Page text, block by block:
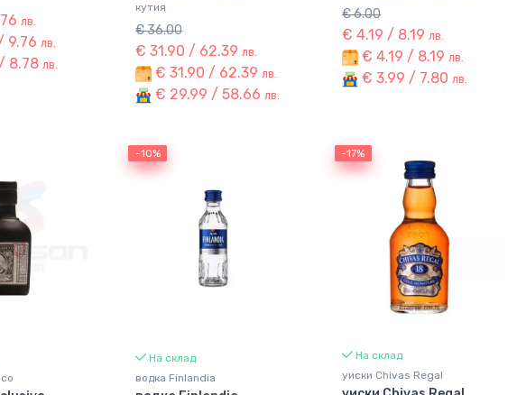
лв.
9.76 лв.
8.78 лв.
кутия
€ 36.00
€ 31.90 / 62.39лв.
€ 31.90 / 62.39лв.
€ 29.99 / 58.66лв.
€ 6.00
€ 4.19 / 8.19 лв.
€ 4.19 / 8.19 лв.
€ 3.99 / 7.80 лв.
-10%
-10%
На склад
водка Finlandia
-17%
-17%
На склад
уиски Chivas Regal